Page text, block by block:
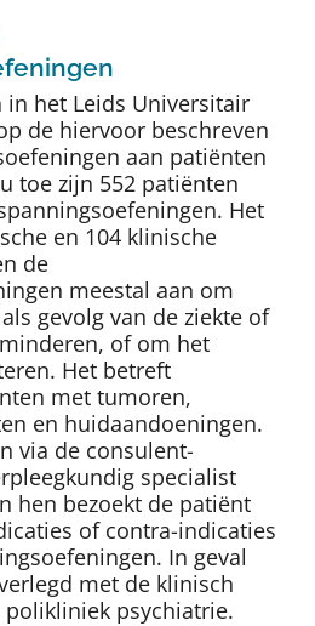
in het Leids Universitair
de hiervoor beschreven
aan patiënten
toe zijn 552 patiënten
Het
en 104 klinische
de
meestal aan om
gevolg van de ziekte of
of om het
Het betreft
met tumoren,
en huidaandoeningen.
via de consulent-
specialist
hen bezoekt de patiënt
of contra-indicaties
In geval
met de klinisch
psychiatrie.